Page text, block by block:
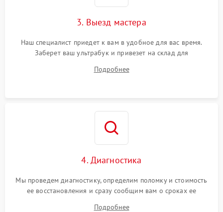
3. Выезд мастера
Наш специалист приедет к вам в удобное для вас время.
Заберет ваш ультрабук и привезет на склад для
Подробнее
4. Диагностика
Мы проведем диагностику, определим поломку и стоимость
ее восстановления и сразу сообщим вам о сроках ее
Подробнее